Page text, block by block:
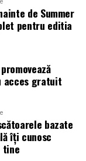
din
despre
media ale
De sunet
Anca
de Summer
pentru editia
acces gratuit
bazate
îți cunosc
tine